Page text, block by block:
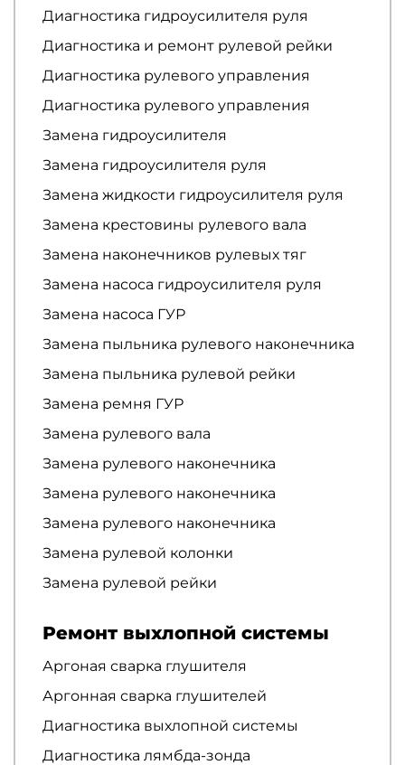
Диагностика гидроусилителя руля
Диагностика и ремонт рулевой рейки
Диагностика рулевого управления
Диагностика рулевого управления
Замена гидроусилителя
Замена гидроусилителя руля
Замена жидкости гидроусилителя руля
Замена крестовины рулевого вала
Замена наконечников рулевых тяг
Замена насоса гидроусилителя руля
Замена насоса ГУР
Замена пыльника рулевого наконечника
Замена пыльника рулевой рейки
Замена ремня ГУР
Замена рулевого вала
Замена рулевого наконечника
Замена рулевого наконечника
Замена рулевого наконечника
Замена рулевой колонки
Замена рулевой рейки
Ремонт выхлопной системы
Аргоная сварка глушителя
Аргонная сварка глушителей
Диагностика выхлопной системы
Диагностика лямбда-зонда